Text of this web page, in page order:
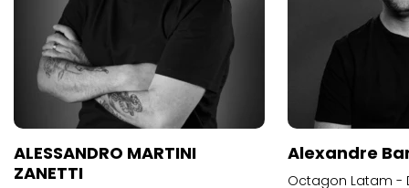
ALESSANDRO MARTINI
ZANETTI
Alexandre
Octagon Latam -